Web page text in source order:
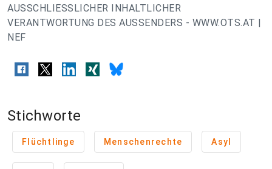
AUSSCHLIESSLICHER INHALTLICHER
VERANTWORTUNG DES AUSSENDERS - WWW.OTS.AT |
NEF
Stichworte
Flüchtlinge Menschenrechte Asyl